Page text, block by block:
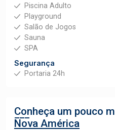
Piscina Adulto
Playground
Salão de Jogos
Sauna
SPA
Segurança
Portaria 24h
Conheça um pouco
Nova América